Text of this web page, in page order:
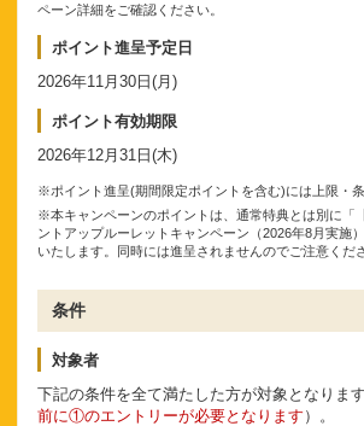
ペーン詳細をご確認ください。
ポイント進呈予定日
2026年11月30日(月)
ポイント有効期限
2026年12月31日(木)
※ポイント進呈(期間限定ポイントを含む)には上限・条
※本キャンペーンのポイントは、通常特典とは別に「
ントアップルーレットキャンペーン（2026年8月実施
いたします。同時には進呈されませんのでご注意くだ
条件
対象者
下記の条件を全て満たした方が対象となりま
前に①のエントリーが必要となります ）。